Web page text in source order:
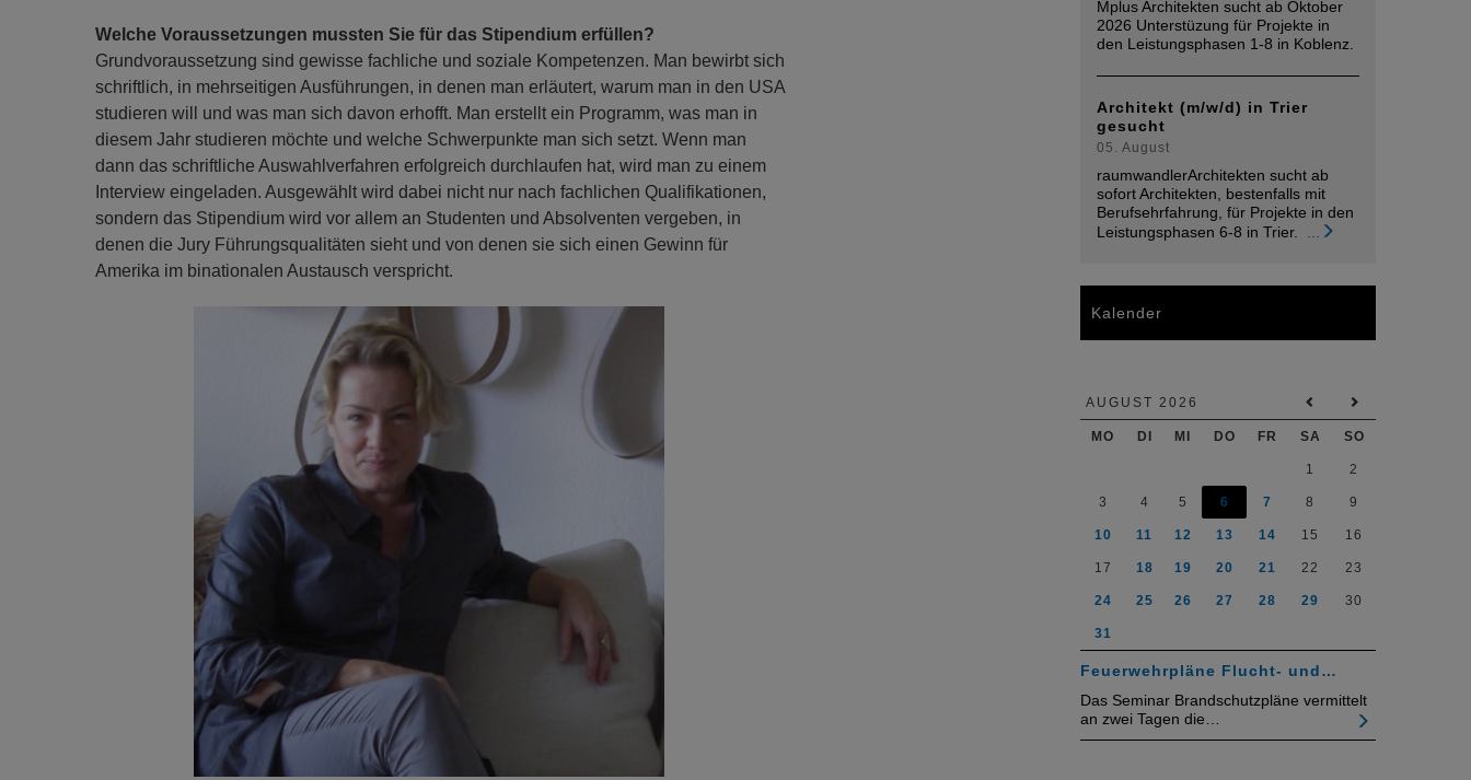
Welche Voraussetzungen mussten Sie für das Stipendium erfüllen?
Grundvoraussetzung sind gewisse fachliche und soziale Kompetenzen. Man bewirbt sich
schriftlich, in mehrseitigen Ausführungen, in denen man erläutert, warum man in den USA
studieren will und was man sich davon erhofft. Man erstellt ein Programm, was man in
diesem Jahr studieren möchte und welche Schwerpunkte man sich setzt. Wenn man
dann das schriftliche Auswahlverfahren erfolgreich durchlaufen hat, wird man zu einem
Interview eingeladen. Ausgewählt wird dabei nicht nur nach fachlichen Qualifikationen,
sondern das Stipendium wird vor allem an Studenten und Absolventen vergeben, in
denen die Jury Führungsqualitäten sieht und von denen sie sich einen Gewinn für
Amerika im binationalen Austausch verspricht.
Mplus Architekten sucht ab Oktober
2026 Unterstüzung für Projekte in
den Leistungsphasen 1-8 in Koblenz.
Architekt (m/w/d) in Trier
gesucht
05. August
raumwandlerArchitekten sucht ab
sofort Architekten, bestenfalls mit
Berufsehrfahrung, für Projekte in den
Leistungsphasen 6-8 in Trier.
Kalender
AUGUST 2026
MO DI MI DO FR SA SO
1 2
3 4 5 6 7 8 9
10 11 12 13 14 15 16
17 18 19 20 21 22 23
24 25 26 27 28 29 30
31
Feuerwehrpläne Flucht- und…
Das Seminar Brandschutzpläne vermittelt
an zwei Tagen die…